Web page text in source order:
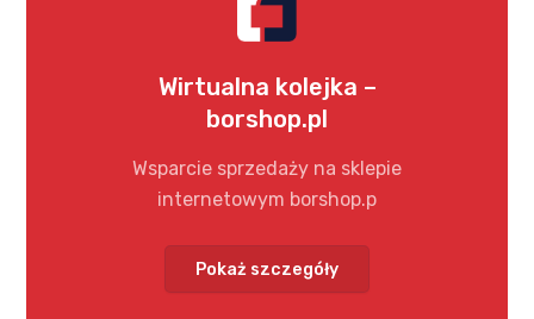
Wirtualna kolejka –
borshop.pl
Wsparcie sprzedaży na sklepie
internetowym borshop.p
Pokaż szczegóły